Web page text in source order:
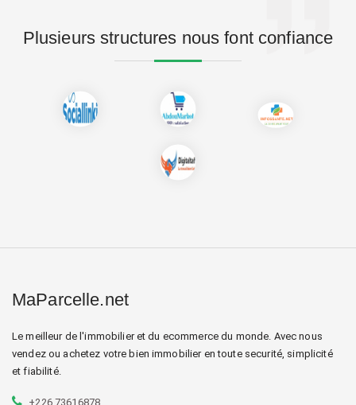
Plusieurs structures nous font confiance
MaParcelle.net
Le meilleur de l'immobilier et du ecommerce du monde. Avec nous
vendez ou achetez votre bien immobilier en toute securité, simplicité
et fiabilité.
+226 73616878